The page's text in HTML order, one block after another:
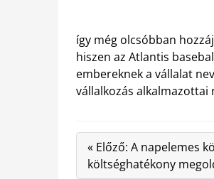
így még olcsóbban
hiszen az Atlantis
embereknek a vállalat
vállalkozás alkalmazottai
« Előző: A napelemes
költséghatékony